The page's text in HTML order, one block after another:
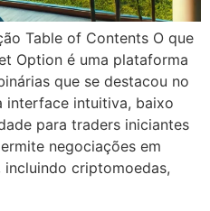
Table of Contents O que
Option é uma plataforma
que se destacou no
interface intuitiva, baixo
para traders iniciantes
negociações em
criptomoedas,